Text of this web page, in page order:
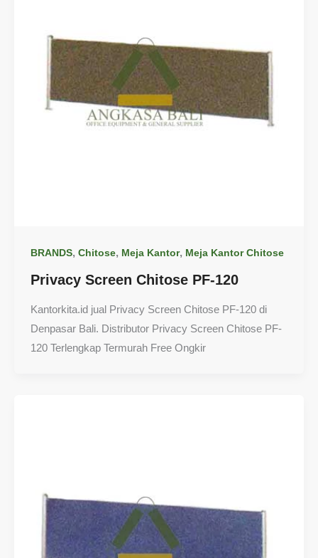
BRANDS, Chitose, Meja Kantor, Meja Kantor Chitose
Privacy Screen Chitose PF-120
Kantorkita.id jual Privacy Screen Chitose PF-120 di
Denpasar Bali. Distributor Privacy Screen Chitose PF-
120 Terlengkap Termurah Free Ongkir